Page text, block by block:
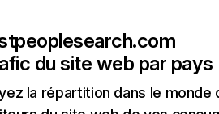
du site web par pays
la répartition dans le monde